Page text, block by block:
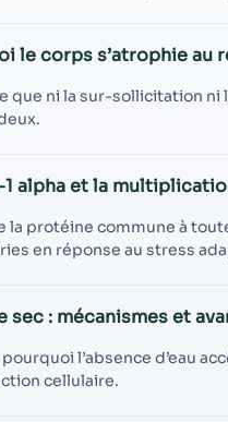
le corps s’atrophie au
que ni la sur-sollicitation ni
1 alpha et la
la protéine commune à
en réponse au stress
sec : mécanismes et
l’absence d’eau
cellulaire.